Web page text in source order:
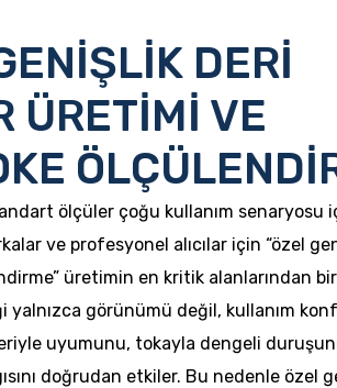
DERİ
ÜRETİMİ VE
ölçüler çoğu kullanım senaryosu
ve profesyonel alıcılar için “özel
üretimin en kritik alanlarından
yalnızca görünümü değil, kullanım
uyumunu, tokayla dengeli
doğrudan etkiler. Bu nedenle özel